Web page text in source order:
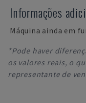
Informações
Máquina ainda em
*Pode haver
os valores reais, o
representante de